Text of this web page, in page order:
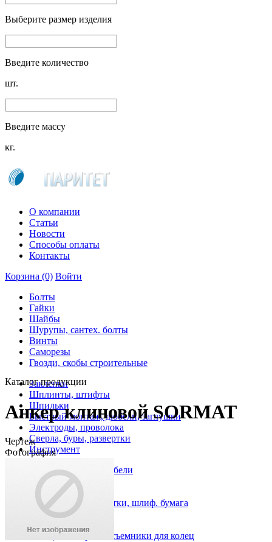
Выберите размер изделия
Введите количество
шт.
Введите массу
кг.
О компании
Статьи
Новости
Способы оплаты
Контакты
Корзина (0) Войти
Болты
Гайки
Шайбы
Шурупы, сантех. болты
Винты
Саморезы
Гвозди, скобы строительные
Заклепки
Шплинты, штифты
Шпильки
Быстрый монтаж, дюбели, заглушки
Электроды, проволока
Сверла, буры, развертки
Инструмент
Анкеры, рамные дюбели
Скобы, пистолет
Хомуты
Круги отрезные, щетки, шлиф. бумага
Метчики, плашки
Биты
Кольца стопорные, съемники для колец
Каталог продукции
Анкер клиновой SORMAT
Чертеж
Фотография